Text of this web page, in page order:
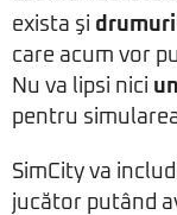
exista şi
care acum vor
Nu va lipsi nici
pentru
SimCity va
jucător putând